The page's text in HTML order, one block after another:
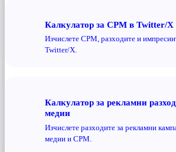
Калкулатор за CPM в Twitter/X
Изчислете CPM, разходите и
Twitter/X.
Калкулатор за рекламни
медии
Изчислете разходите за рекламни
медии и CPM.